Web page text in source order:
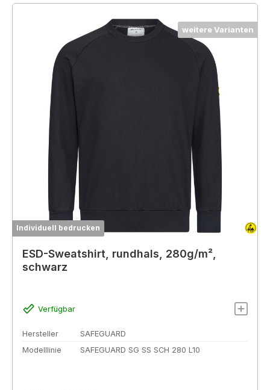
weitere Varianten
Individuell bedrucken
ESD-Sweatshirt, rundhals, 280g/m²,
schwarz
Verfügbar
Hersteller
SAFEGUARD
Modelllinie
SAFEGUARD SG SS SCH 280 L10